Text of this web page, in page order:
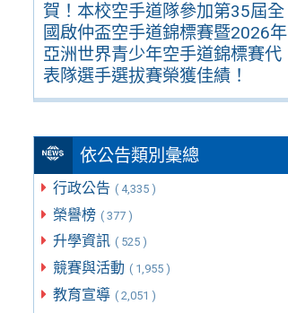
賀！本校空手道隊參加第35屆全
國啟仲盃空手道錦標賽暨2026年
亞洲世界青少年空手道錦標賽代
表隊選手選拔賽榮獲佳績！
依公告類別彙總
行政公告 ( 4,335 )
榮譽榜 ( 377 )
升學資訊 ( 525 )
競賽與活動 ( 1,955 )
教育宣導 ( 2,051 )